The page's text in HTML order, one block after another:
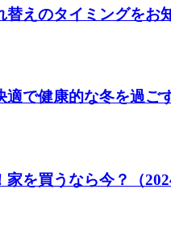
えのタイミングをお
で健康的な冬を過ご
を買うなら今？ （